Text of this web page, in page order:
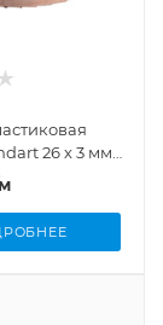
26 х 3 мм